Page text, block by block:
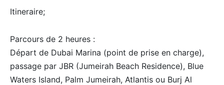
Itineraire;
Parcours de 2 heures :
Départ de Dubai Marina (point de prise en charge),
passage par JBR (Jumeirah Beach Residence), Blue
Waters Island, Palm Jumeirah, Atlantis ou Burj Al